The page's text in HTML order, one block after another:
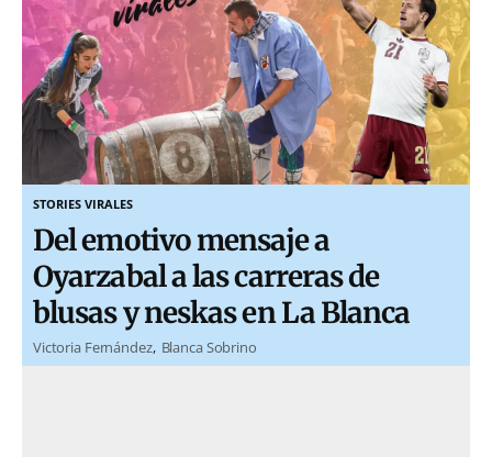
STORIES VIRALES
Del emotivo mensaje a
Oyarzabal a las carreras de
blusas y neskas en La Blanca
Victoria Fernández Blanca Sobrino